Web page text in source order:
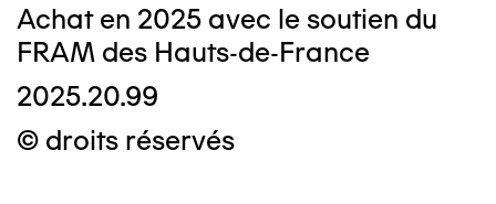
Achat en 2025 avec le soutien du
FRAM des Hauts-de-France
2025.20.99
© droits réservés